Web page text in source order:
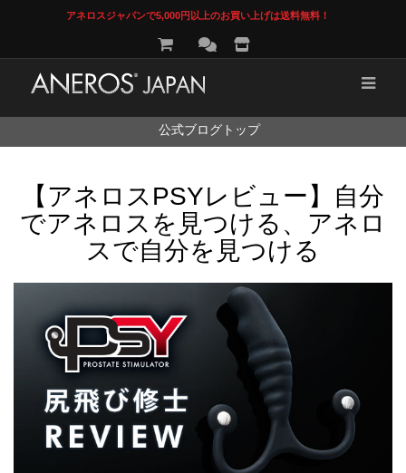
アネロスジャパンで5,000円以上のお買い上げは送料無料！
公式ブログトップ
【アネロスPSYレビュー】自分
でアネロスを見つける、アネロ
スで自分を見つける